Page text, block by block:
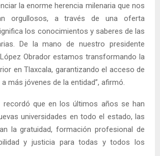
la enorme herencia milenaria que nos
orgullosos, a través de una oferta
los conocimientos y saberes de las
De la mano de nuestro presidente
Obrador estamos transformando la
en Tlaxcala, garantizando el acceso de
más jóvenes de la entidad”, afirmó.
recordó que en los últimos años se han
universidades en todo el estado, las
la gratuidad, formación profesional de
y justicia para todas y todos los